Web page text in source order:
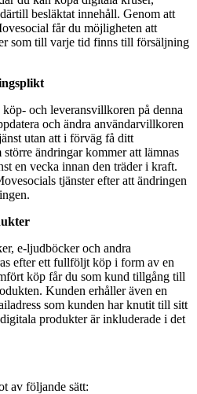
besläktat innehåll. Genom att
får du möjligheten att
som till varje tid finns till försäljning
och leveransvillkoren på denna
och ändra användarvillkoren
utan att i förväg få ditt
ändringar kommer att lämnas
en vecka innan den träder i kraft.
tjänster efter att ändringen
e-ljudböcker och andra
efter ett fullföljt köp i form av en
köp får du som kund tillgång till
Kunden erhåller även en
som kunden har knutit till sitt
produkter är inkluderade i det
av följande sätt: